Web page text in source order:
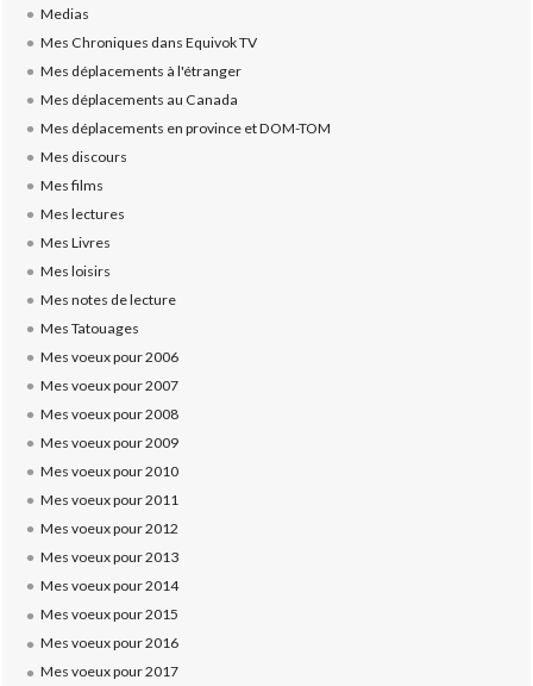
Medias
Mes Chroniques dans Equivok TV
Mes déplacements à l'étranger
Mes déplacements au Canada
Mes déplacements en province et DOM-TOM
Mes discours
Mes films
Mes lectures
Mes Livres
Mes loisirs
Mes notes de lecture
Mes Tatouages
Mes voeux pour 2006
Mes voeux pour 2007
Mes voeux pour 2008
Mes voeux pour 2009
Mes voeux pour 2010
Mes voeux pour 2011
Mes voeux pour 2012
Mes voeux pour 2013
Mes voeux pour 2014
Mes voeux pour 2015
Mes voeux pour 2016
Mes voeux pour 2017